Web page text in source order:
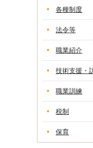
各種制度
法令等
職業紹介
技術支援・
職業訓練
税制
保育